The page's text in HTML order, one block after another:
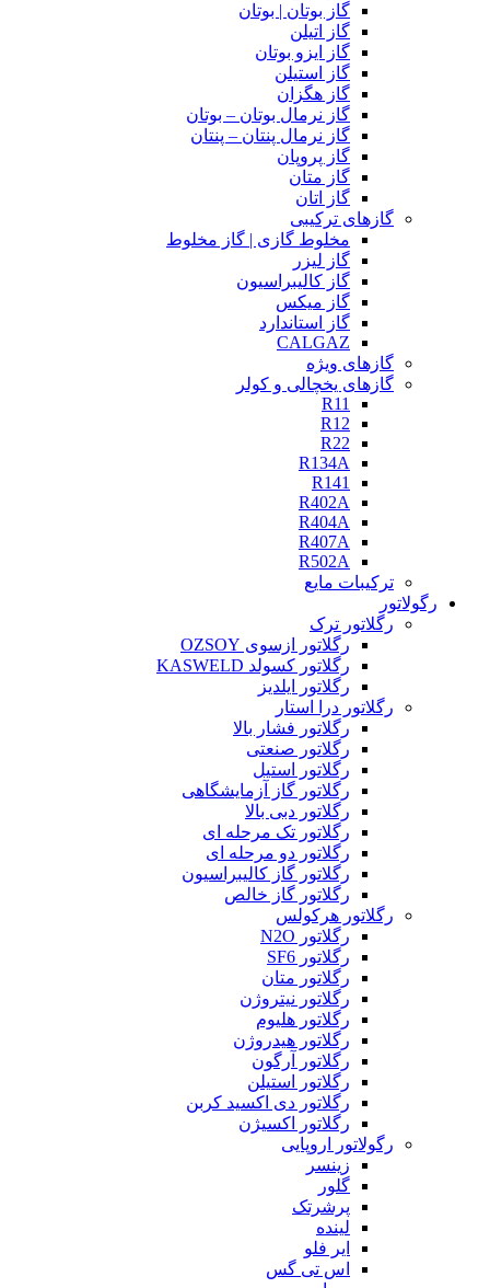
گاز بوتان | بوتان
گاز اتیلن
گاز ایزو بوتان
گاز استیلن
گاز هگزان
گاز نرمال بوتان – بوتان
گاز نرمال پنتان – پنتان
گاز پروپان
گاز متان
گاز اتان
گازهای ترکیبی
مخلوط گازی | گاز مخلوط
گاز لیزر
گاز کالیبراسیون
گاز میکس
گاز استاندارد
CALGAZ
گازهای ویژه
گازهای یخچالی و کولر
R11
R12
R22
R134A
R141
R402A
R404A
R407A
R502A
ترکیبات مایع
رگولاتور
رگلاتور ترک
رگلاتور ازسوی OZSOY
رگلاتور کسولد KASWELD
رگلاتور ایلدیز
رگلاتور درا استار
رگلاتور فشار بالا
رگلاتور صنعتی
رگلاتور استیل
رگلاتور گاز آزمایشگاهی
رگلاتور دبی بالا
رگلاتور تک مرحله ای
رگلاتور دو مرحله ای
رگلاتور گاز کالیبراسیون
رگلاتور گاز خالص
رگلاتور هرکولس
رگلاتور N2O
رگلاتور SF6
رگلاتور متان
رگلاتور نیتروژن
رگلاتور هلیوم
رگلاتور هیدروژن
رگلاتور آرگون
رگلاتور استیلن
رگلاتور دی اکسید کربن
رگلاتور اکسیژن
رگولاتور اروپایی
زینسر
گلور
پرشرتک
لینده
ایر فلو
اس تی گس